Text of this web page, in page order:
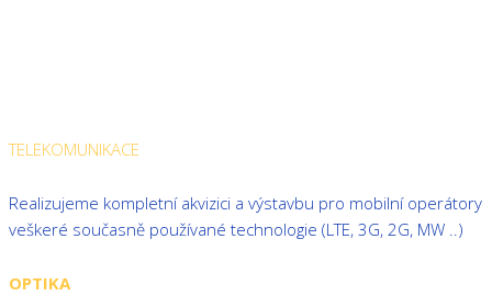
TELEKOMUNIKACE
Realizujeme kompletní akvizici a výstavbu pro mobilní operátory
veškeré současně používané technologie (LTE, 3G, 2G, MW ..)
OPTIKA